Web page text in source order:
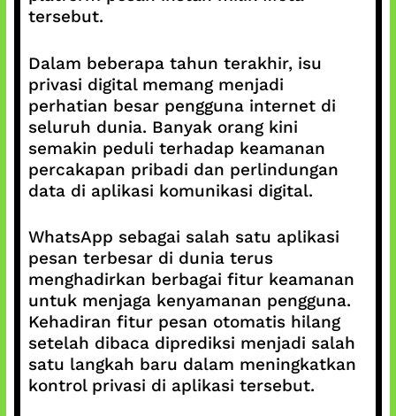
tersebut.
Dalam beberapa tahun terakhir, isu
privasi digital memang menjadi
perhatian besar pengguna internet di
seluruh dunia. Banyak orang kini
semakin peduli terhadap keamanan
percakapan pribadi dan perlindungan
data di aplikasi komunikasi digital.
WhatsApp sebagai salah satu aplikasi
pesan terbesar di dunia terus
menghadirkan berbagai fitur keamanan
untuk menjaga kenyamanan pengguna.
Kehadiran fitur pesan otomatis hilang
setelah dibaca diprediksi menjadi salah
satu langkah baru dalam meningkatkan
kontrol privasi di aplikasi tersebut.